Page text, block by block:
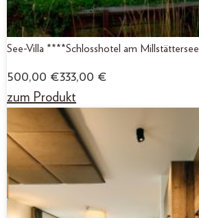
See-Villa ****Schlosshotel am Millstättersee
500,00 €333,00 €
zum Produkt